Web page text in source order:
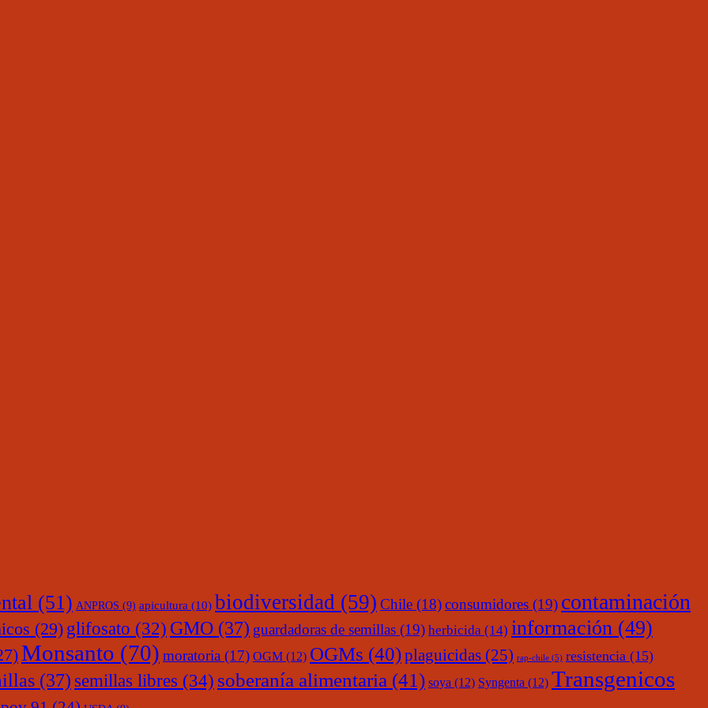
(51) ANPROS (9) apicultura (10) biodiversidad (59) Chile (18)consumidores (19) contaminación
(29) glifosato (32) GMO (37) guardadoras de semillas (19) herbicida (14) información (49)
Monsanto (70) moratoria (17) OGM (12) OGMs (40)plaguicidas (25) rap-chile (5) resistencia (15)
(37) semillas libres (34) soberanía alimentaria (41) soya (12) Syngenta (12) Transgenicos